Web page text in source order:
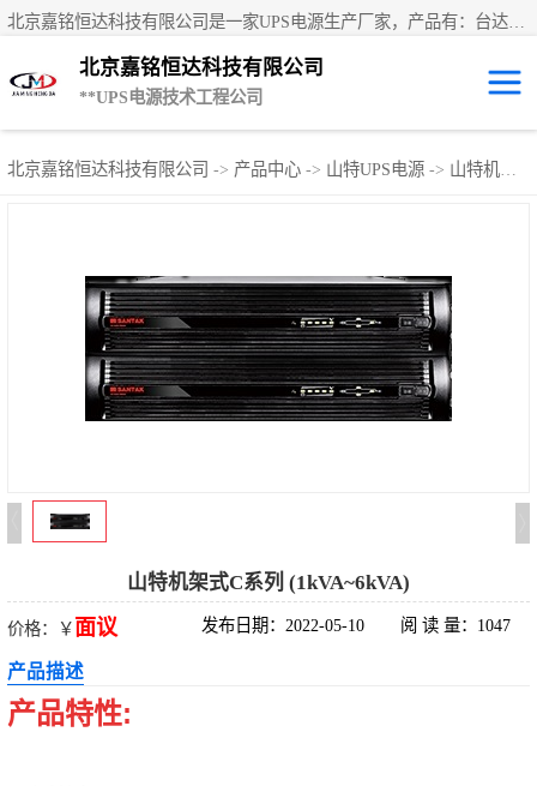
北京嘉铭恒达科技有限公司
**UPS电源技术工程公司
北京嘉铭恒达科技有限公司 -> 产品中心 -> 山特UPS电源 -> 山特机架式ups
山特机架式C系列 (1kVA~6kVA)
价格：￥面议 发布日期：2022-05-10 阅 读 量：1047
产品描述
产品特性:
UPS租赁/UPS电
易事特UPS电源
艾默生UPS电源
科士达UPS不间
施耐德UPS电源
科华UPS电源
松下蓄电池
德国阳光蓄电池